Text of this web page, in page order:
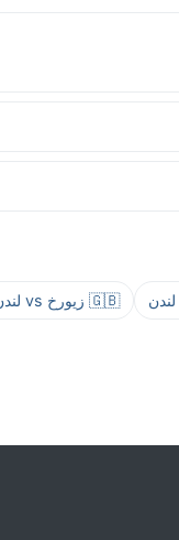
🇬🇧 زيورخ vs لندن